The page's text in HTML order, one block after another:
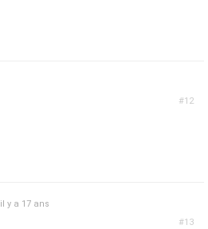
#12
#13
il y a 17 ans